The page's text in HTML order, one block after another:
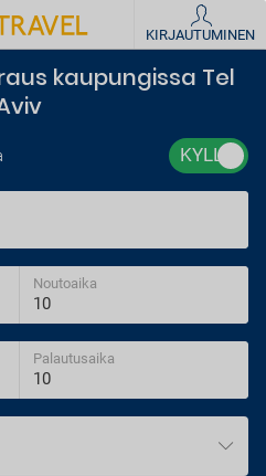
KIRJAUTUMINEN
kaupungissa Tel
Noutoaika
Palautusaika